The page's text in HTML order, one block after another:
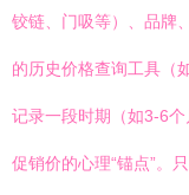
铰链、门吸等）、品牌
的历史价格查询工具（
记录一段时期（如3-6个
促销价的心理“锚点”。